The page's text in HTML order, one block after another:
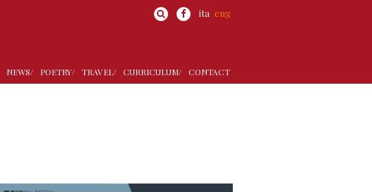
ita eng
NEWS/ POETRY/ TRAVEL/ CURRICULUM/ CONTACT